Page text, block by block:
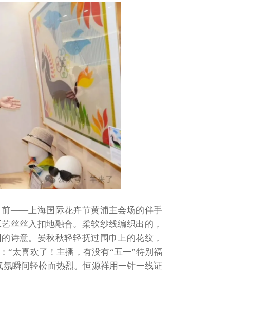
——上海国际花卉节黄浦主会场的伴手
丝丝入扣地融合。柔软纱线编织出的，
诗意。晏秋秋轻轻抚过围巾上的花纹，
“太喜欢了！主播，有没有“五一”特别福
瞬间轻松而热烈。恒源祥用一针一线证